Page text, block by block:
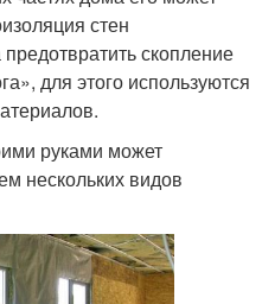
стен
скопление
для этого используются
руками может
нескольких видов